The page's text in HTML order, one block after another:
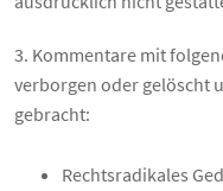
3. Kommentare mit
verborgen oder gelöscht
gebracht:
Rechtsradikales